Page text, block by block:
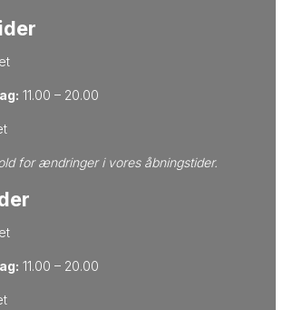
11.00 – 20.00
for ​ændringer i vores åbningstider.
11.00 – 20.00